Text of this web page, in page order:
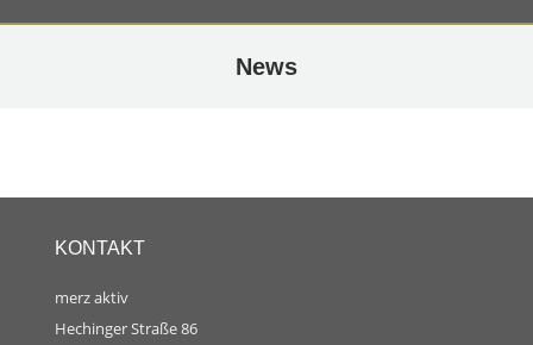
News
KONTAKT
merz aktiv
Hechinger Straße 86